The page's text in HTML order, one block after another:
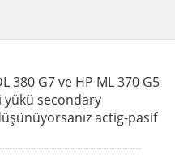
380 G7 ve HP ML 370 G5
yükü secondary
actig-pasif